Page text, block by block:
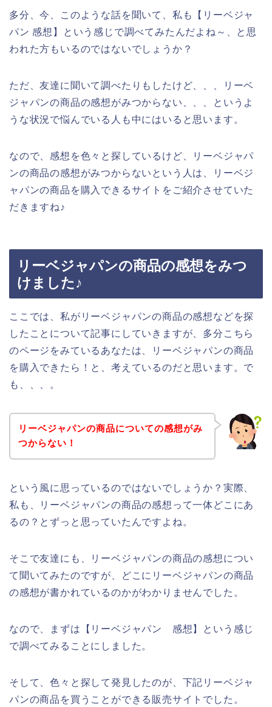
多分、今、このような話を聞いて、私も【リーベジャ
パン 感想】という感じで調べてみたんだよね～、と思
われた方もいるのではないでしょうか？
ただ、友達に聞いて調べたりもしたけど、、、リーベ
ジャパンの商品の感想がみつからない、、、というよ
うな状況で悩んでいる人も中にはいると思います。
なので、感想を色々と探しているけど、リーベジャパ
ンの商品の感想がみつからないという人は、リーベジ
ャパンの商品を購入できるサイトをご紹介させていた
だきますね♪
リーベジャパンの商品の感想をみつ
けました♪
ここでは、私がリーベジャパンの商品の感想などを探
したことについて記事にしていきますが、多分こちら
のページをみているあなたは、リーベジャパンの商品
を購入できたら！と、考えているのだと思います。で
も、、、。
リーベジャパンの商品についての感想がみ
つからない！
という風に思っているのではないでしょうか？実際、
私も、リーベジャパンの商品の感想って一体どこにあ
るの？とずっと思っていたんですよね。
そこで友達にも、リーベジャパンの商品の感想につい
て聞いてみたのですが、どこにリーベジャパンの商品
の感想が書かれているのかがわかりませんでした。
なので、まずは【リーベジャパン 感想】という感じ
で調べてみることにしました。
そして、色々と探して発見したのが、下記リーベジャ
パンの商品を買うことができる販売サイトでした。